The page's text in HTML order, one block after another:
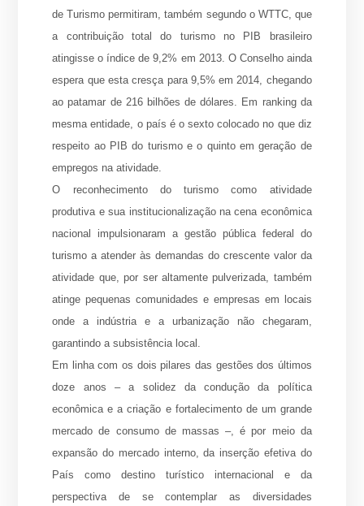
de Turismo permitiram, também segundo o WTTC, que
a contribuição total do turismo no PIB brasileiro
atingisse o índice de 9,2% em 2013. O Conselho ainda
espera que esta cresça para 9,5% em 2014, chegando
ao patamar de 216 bilhões de dólares. Em ranking da
mesma entidade, o país é o sexto colocado no que diz
respeito ao PIB do turismo e o quinto em geração de
empregos na atividade.
O reconhecimento do turismo como atividade
produtiva e sua institucionalização na cena econômica
nacional impulsionaram a gestão pública federal do
turismo a atender às demandas do crescente valor da
atividade que, por ser altamente pulverizada, também
atinge pequenas comunidades e empresas em locais
onde a indústria e a urbanização não chegaram,
garantindo a subsistência local.
Em linha com os dois pilares das gestões dos últimos
doze anos – a solidez da condução da política
econômica e a criação e fortalecimento de um grande
mercado de consumo de massas –, é por meio da
expansão do mercado interno, da inserção efetiva do
País como destino turístico internacional e da
perspectiva de se contemplar as diversidades